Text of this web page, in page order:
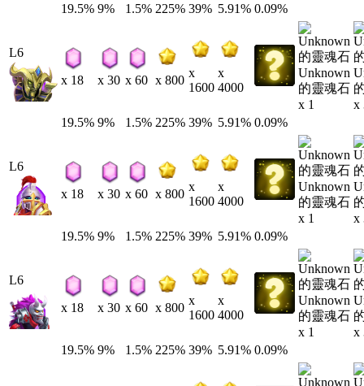
19.5% 9% 1.5% 225% 39% 5.91% 0.09%
L6
x 18 x 30 x 60 x 800
x
1600
x
4000
Unknown
的靈魂石
x 1
x
19.5% 9% 1.5% 225% 39% 5.91% 0.09%
L6
x 18 x 30 x 60 x 800
x
1600
x
4000
Unknown
的靈魂石
x 1
x
19.5% 9% 1.5% 225% 39% 5.91% 0.09%
L6
x 18 x 30 x 60 x 800
x
1600
x
4000
Unknown
的靈魂石
x 1
x
19.5% 9% 1.5% 225% 39% 5.91% 0.09%